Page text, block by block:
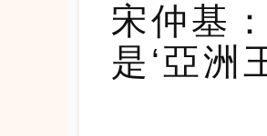
宋仲基
是‘亞洲